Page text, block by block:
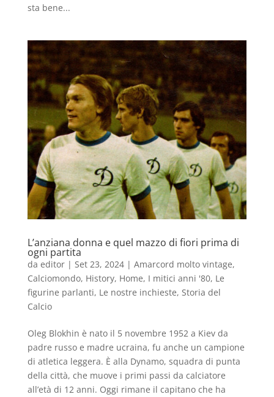
sta bene...
L’anziana donna e quel mazzo di fiori prima di
ogni partita
da editor| Set 23, 2024| Amarcord molto vintage,
Calciomondo, History, Home, I mitici anni '80, Le
figurine parlanti, Le nostre inchieste, Storia del
Calcio
Oleg Blokhin è nato il 5 novembre 1952 a Kiev da
padre russo e madre ucraina, fu anche un campione
di atletica leggera. È alla Dynamo, squadra di punta
della città, che muove i primi passi da calciatore
all’età di 12 anni. Oggi rimane il capitano che ha